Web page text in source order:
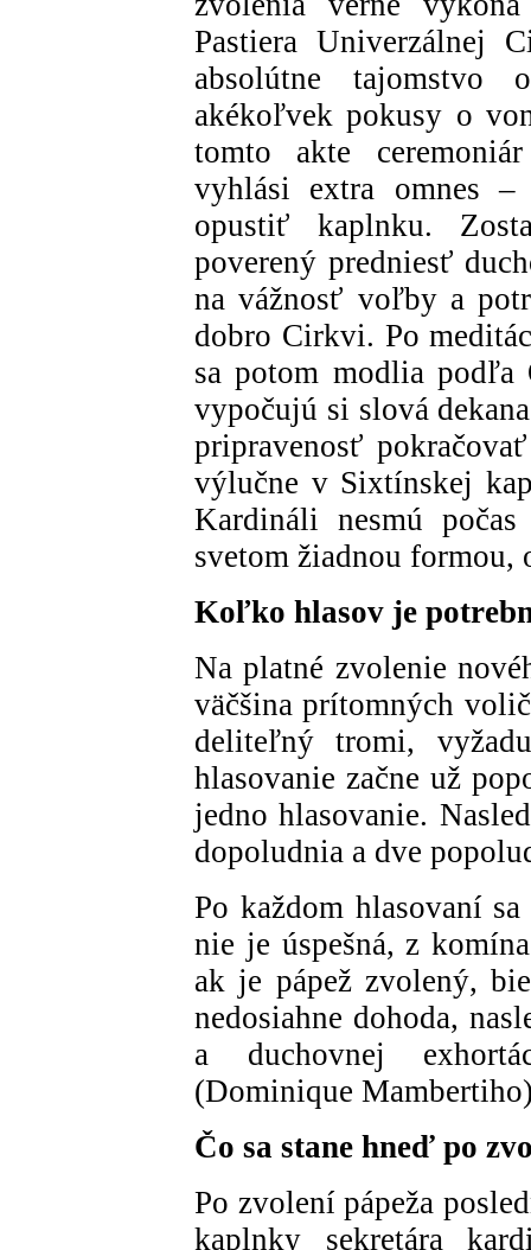
Pastiera Univerzálnej
absolútne
akékoľvek pokusy o
tomto akte
vyhlási extra omnes –
opustiť kaplnku.
poverený predniesť
na vážnosť voľby a
dobro Cirkvi. Po
sa potom modlia podľa
vypočujú si slová
pripravenosť
výlučne v Sixtínskej
Kardináli nesmú
svetom žiadnou formou,
Koľko hlasov je
Na platné zvolenie
väčšina prítomných
deliteľný tromi,
hlasovanie začne už
jedno hlasovanie.
dopoludnia a dve
Po každom hlasovaní
nie je úspešná, z
ak je pápež zvolený,
nedosiahne dohoda,
a duchovnej
(Dominique
Čo sa stane hneď po
Po zvolení pápeža
kaplnky sekretára